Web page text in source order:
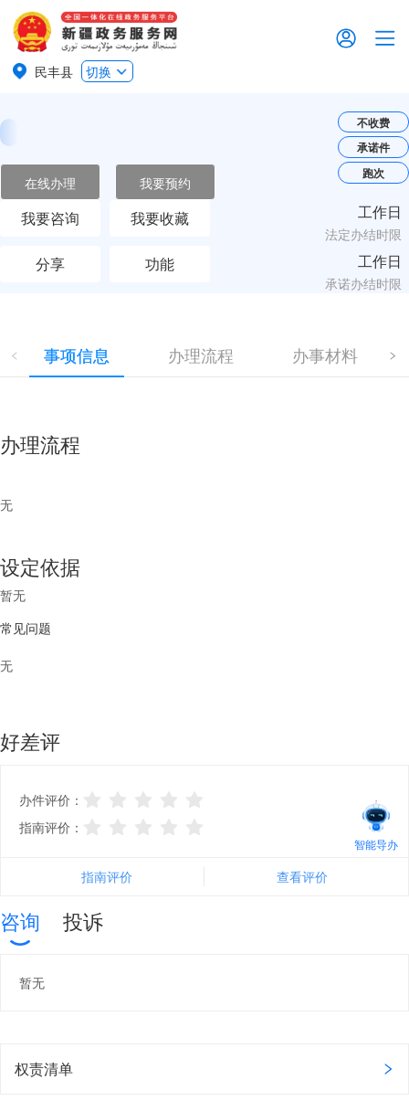
民丰县 切换
智能导办
在线办理 我要预约
我要咨询 我要收藏
分享 功能
不收费
承诺件
跑次
工作日
法定办结时限
工作日
承诺办结时限
事项信息 办理流程 办事材料
办理流程
无
设定依据
暂无
常见问题
无
好差评
办件评价：
指南评价：
指南评价 查看评价
咨询 投诉
暂无
权责清单